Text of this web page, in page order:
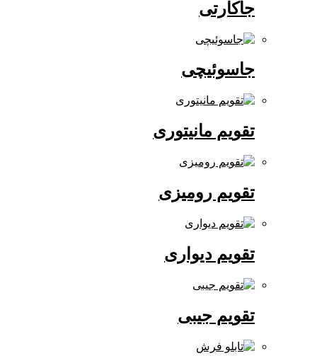
جاسوئیچی
تقویم مانیتوری
تقویم رومیزی
تقویم دیواری
تقویم جیبی